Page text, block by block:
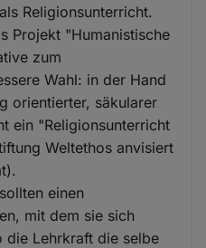
Religionsunterricht.
Projekt "Humanistische
zum
Wahl: in der Hand
orientierter, säkularer
ein "Religionsunterricht
Weltethos anvisiert
einen
mit dem sie sich
die Lehrkraft die selbe